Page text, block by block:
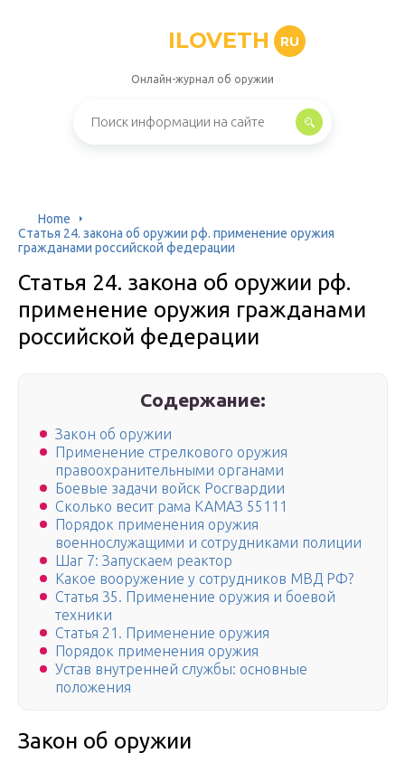
ILOVETH RU
Онлайн-журнал об оружии
Home
Статья 24. закона об оружии рф. применение оружия
гражданами российской федерации
Статья 24. закона об оружии рф.
применение оружия гражданами
российской федерации
Содержание:
Закон об оружии
Применение стрелкового оружия
правоохранительными органами
Боевые задачи войск Росгвардии
Сколько весит рама КАМАЗ 55111
Порядок применения оружия
военнослужащими и сотрудниками полиции
Шаг 7: Запускаем реактор
Какое вооружение у сотрудников МВД РФ?
Статья 35. Применение оружия и боевой
техники
Статья 21. Применение оружия
Порядок применения оружия
Устав внутренней службы: основные
положения
Закон об оружии